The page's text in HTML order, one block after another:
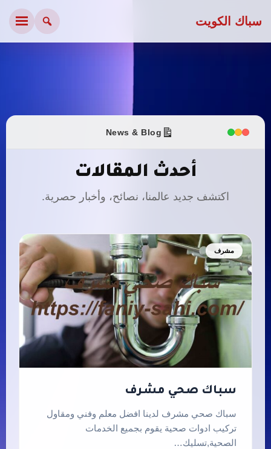
سباك الكويت
News & Blog
أحدث المقالات
اكتشف جديد عالمنا، نصائح، وأخبار حصرية.
مشرف
سباك صحي مشرف
سباك صحي مشرف لدينا افضل معلم وفني ومقاول
تركيب ادوات صحية يقوم بجميع الخدمات
الصحية,تسليك…